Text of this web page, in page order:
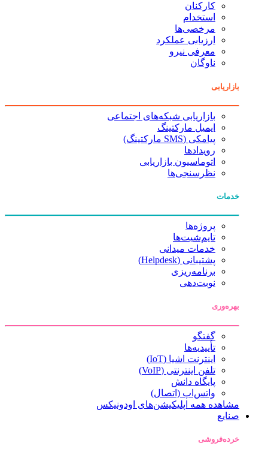
کارکنان
استخدام
مرخصی‌ها
ارزیابی عملکرد
معرفی نیرو
ناوگان
بازاریابی
بازاریابی شبکه‌های اجتماعی
ایمیل مارکتینگ
پیامکی (SMS مارکتینگ)
رویدادها
اتوماسیون بازاریابی
نظرسنجی‌ها
خدمات
پروژه‌ها
تایم‌شیت‌ها
خدمات میدانی
پشتیبانی (Helpdesk)
برنامه‌ریزی
نوبت‌دهی
بهره‌وری
گفتگو
تأییدیه‌ها
اینترنت اشیا (IoT)
تلفن اینترنتی (VoIP)
پایگاه دانش
واتس‌اپ (اتصال)
مشاهده همه اپلیکیشن‌های اودونیکس
صنایع
خرده‌فروشی